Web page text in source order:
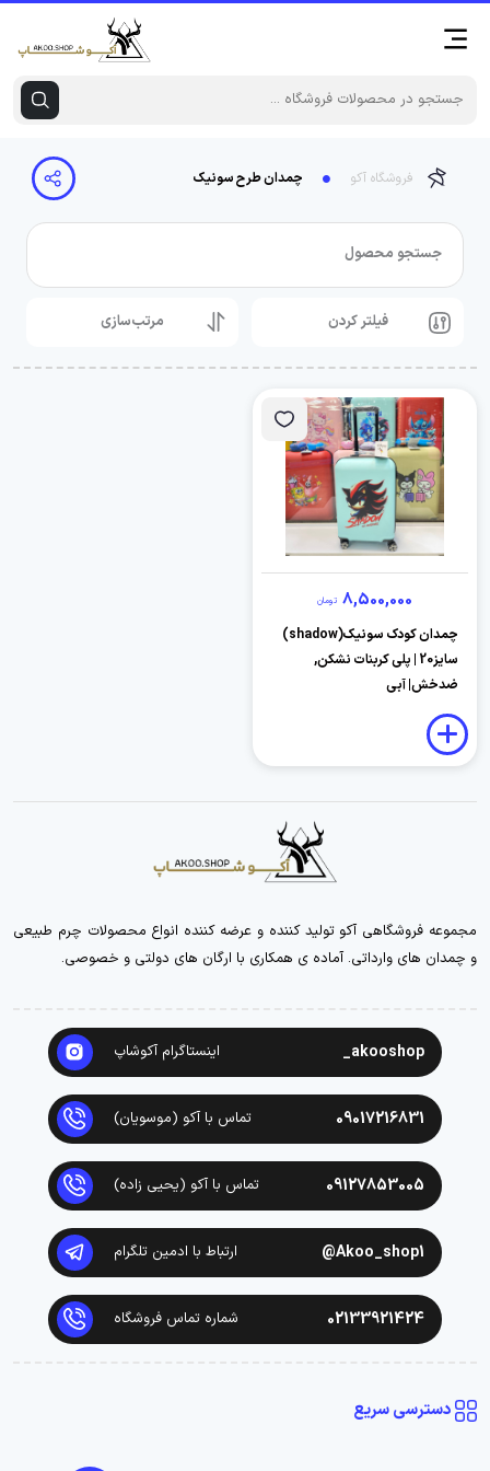
فروشگاه آکو چمدان طرح سونیک
جستجو محصول
فیلتر کردن مرتب‌سازی
8,500,000 تومان
چمدان کودک سونیک(shadow)
سایز20 | پلی کربنات نشکن,
ضدخش| آبی
مجموعه فروشگاهی آکو تولید کننده و عرضه کننده انواع محصولات چرم طبیعی
و چمدان های وارداتی. آماده ی همکاری با ارگان های دولتی و خصوصی.
akooshop_ اینستاگرام آکوشاپ
09017216831 تماس با آکو (موسویان)
09127853005 تماس با آکو (یحیی زاده)
Akoo_shop1@ ارتباط با ادمین تلگرام
02133921424 شماره تماس فروشگاه
دسترسی سریع